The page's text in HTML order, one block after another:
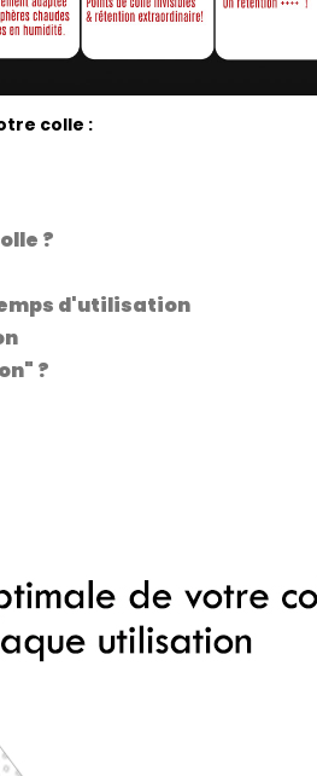
colle :
?
d'utilisation
?